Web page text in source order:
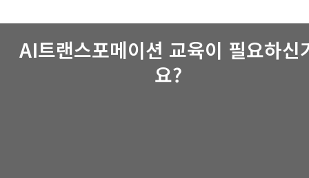
AI트랜스포메이션 교육이 필요하신
요?